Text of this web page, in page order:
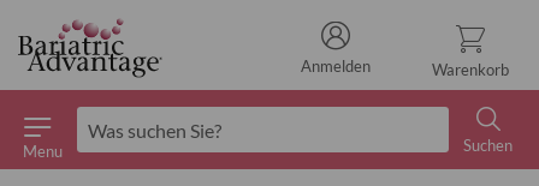
Menu
Suchen
Warenkorb
Anmelden